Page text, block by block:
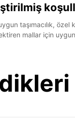
taşımacılık, özel
mallar için